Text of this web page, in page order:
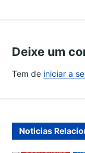
a
o
Deixe um
Tem de iniciar a
Noticias